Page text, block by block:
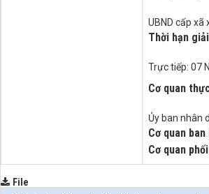
UBND cấp xã
Thời hạn
Trực tiếp: 07
Cơ quan
Ủy ban nhân
Cơ quan ban
Cơ quan
File